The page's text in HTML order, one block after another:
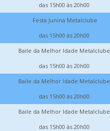
das 15h00 às 20h00
Festa Junina Metalclube
das 15h00 às 20h00
Baile da Melhor Idade Metalclube
das 15h00 às 20h00
Baile da Melhor Idade Metalclube
das 15h00 às 20h00
Baile da Melhor Idade Metalclube
das 15h00 às 20h00